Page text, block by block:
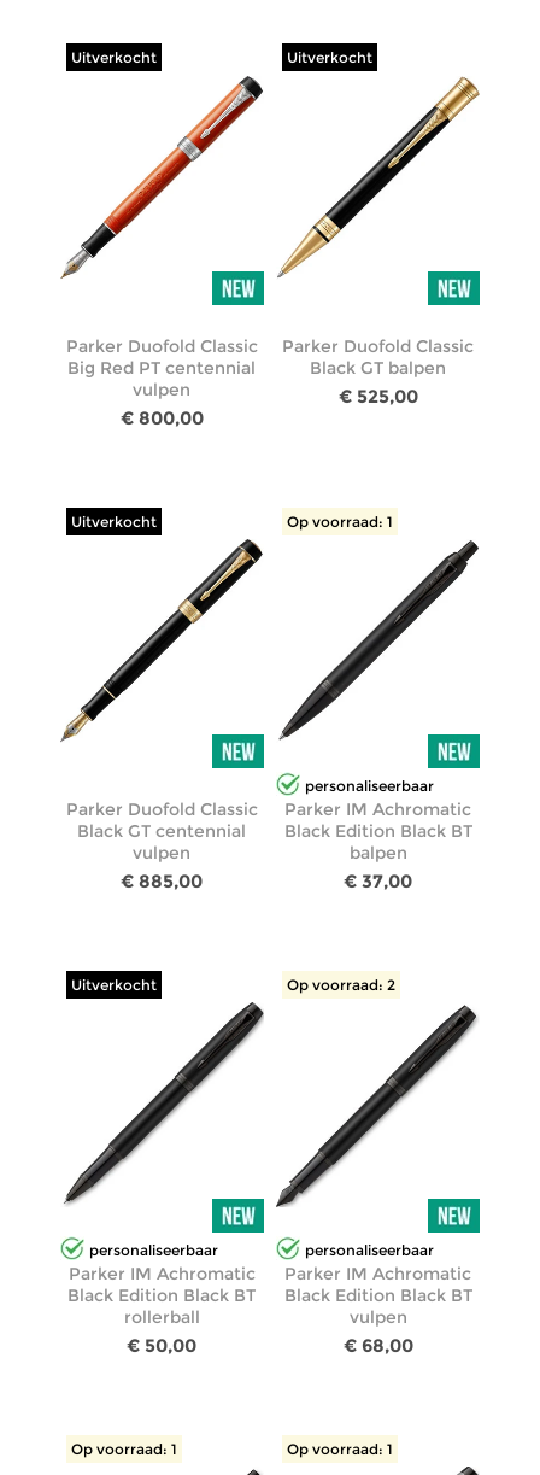
Uitverkocht
Parker Duofold Classic
Big Red PT centennial
vulpen
€ 800,00
Uitverkocht
Parker Duofold Classic
Black GT balpen
€ 525,00
Uitverkocht
Parker Duofold Classic
Black GT centennial
vulpen
€ 885,00
personaliseerbaar
Op voorraad: 1
Parker IM Achromatic
Black Edition Black BT
balpen
€ 37,00
personaliseerbaar
Uitverkocht
Parker IM Achromatic
Black Edition Black BT
rollerball
€ 50,00
personaliseerbaar
Op voorraad: 2
Parker IM Achromatic
Black Edition Black BT
vulpen
€ 68,00
Op voorraad: 1 Op voorraad: 1